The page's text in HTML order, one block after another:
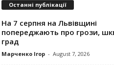
Останні публікації
На 7 серпня на Львівщині
попереджають про грози,
град
Марченко Ігор - August 7, 2026